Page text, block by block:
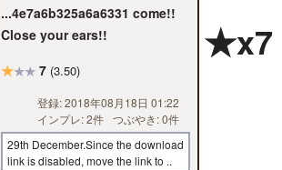
...4e7a6b325a6a6331 come!!
Close your ears!!
★★★ 7 (3.50)
登録: 2018年08月18日 01:22
インプレ: 2件 つぶやき: 0件
29th December.Since the download
link is disabled, move the link to ..
★x7